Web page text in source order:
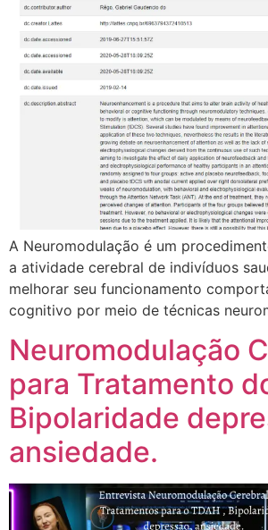
A Neuromodulação é um
a atividade cerebral de indivíduos
melhorar seu funcionamento
cognitivo por meio de técnicas
Neuromodulação
para Tratamento
Bipolaridade
ansiedade.